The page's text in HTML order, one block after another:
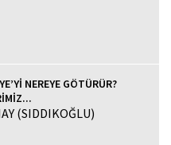
NEREYE GÖTÜRÜR?
(SIDDIKOĞLU)